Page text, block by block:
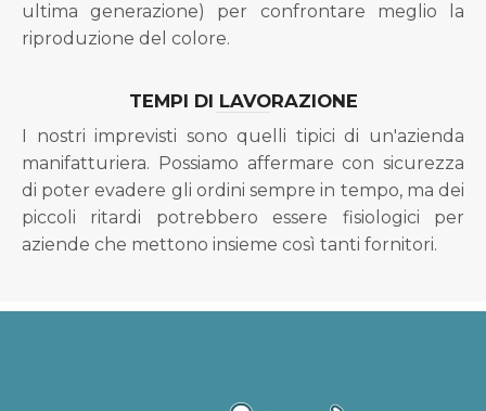
ultima generazione) per confrontare meglio la
riproduzione del colore.
TEMPI DI LAVORAZIONE
I nostri imprevisti sono quelli tipici di un'azienda
manifatturiera. Possiamo affermare con sicurezza
di poter evadere gli ordini sempre in tempo, ma dei
piccoli ritardi potrebbero essere fisiologici per
aziende che mettono insieme così tanti fornitori.